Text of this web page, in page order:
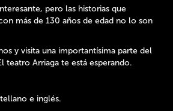
pero las historias que
más de 130 años de edad no lo son
y visita una importantísima parte del
teatro Arriaga te está esperando.
e inglés.